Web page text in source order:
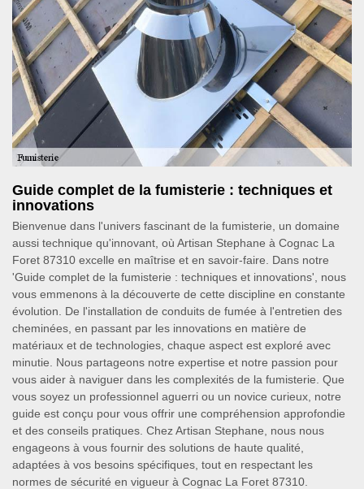
Guide complet de la fumisterie : techniques et
innovations
Bienvenue dans l'univers fascinant de la fumisterie, un domaine
aussi technique qu'innovant, où Artisan Stephane à Cognac La
Foret 87310 excelle en maîtrise et en savoir-faire. Dans notre
'Guide complet de la fumisterie : techniques et innovations', nous
vous emmenons à la découverte de cette discipline en constante
évolution. De l'installation de conduits de fumée à l'entretien des
cheminées, en passant par les innovations en matière de
matériaux et de technologies, chaque aspect est exploré avec
minutie. Nous partageons notre expertise et notre passion pour
vous aider à naviguer dans les complexités de la fumisterie. Que
vous soyez un professionnel aguerri ou un novice curieux, notre
guide est conçu pour vous offrir une compréhension approfondie
et des conseils pratiques. Chez Artisan Stephane, nous nous
engageons à vous fournir des solutions de haute qualité,
adaptées à vos besoins spécifiques, tout en respectant les
normes de sécurité en vigueur à Cognac La Foret 87310.